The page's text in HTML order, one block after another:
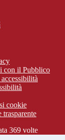
con il Pubblico
cookie
369 volte